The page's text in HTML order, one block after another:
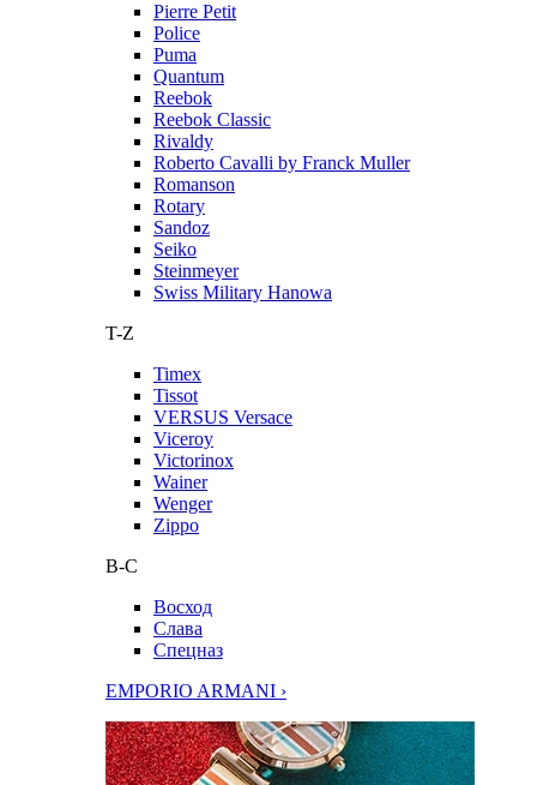
Pierre Petit
Police
Puma
Quantum
Reebok
Reebok Classic
Rivaldy
Roberto Cavalli by Franck Muller
Romanson
Rotary
Sandoz
Seiko
Steinmeyer
Swiss Military Hanowa
T-Z
Timex
Tissot
VERSUS Versace
Viceroy
Victorinox
Wainer
Wenger
Zippo
В-С
Восход
Слава
Спецназ
EMPORIO ARMANI ›